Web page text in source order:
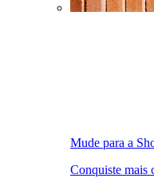
Mude para a
Conquiste mais